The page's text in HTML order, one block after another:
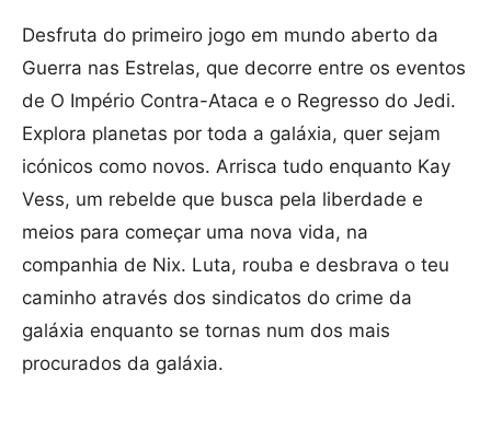
Desfruta do primeiro jogo em mundo aberto da
Guerra nas Estrelas, que decorre entre os eventos
de O Império Contra-Ataca e o Regresso do Jedi.
Explora planetas por toda a galáxia, quer sejam
icónicos como novos. Arrisca tudo enquanto Kay
Vess, um rebelde que busca pela liberdade e
meios para começar uma nova vida, na
companhia de Nix. Luta, rouba e desbrava o teu
caminho através dos sindicatos do crime da
galáxia enquanto se tornas num dos mais
procurados da galáxia.